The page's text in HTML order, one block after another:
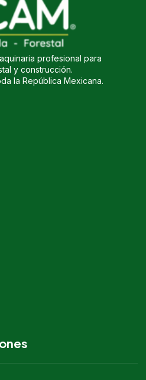
profesional para
y construcción.
la República Mexicana.